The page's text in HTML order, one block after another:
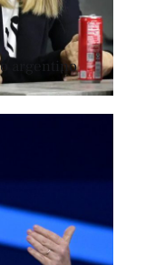
argentino